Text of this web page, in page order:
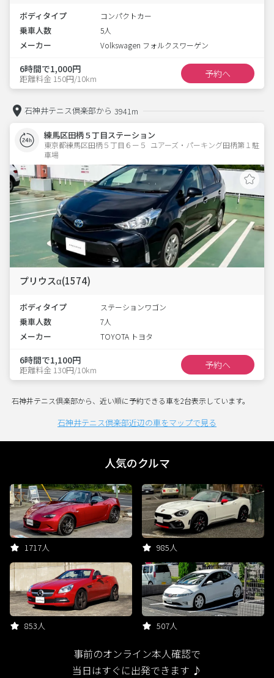
ボディタイプ コンパクトカー
乗車人数 5人
メーカー Volkswagen フォルクスワーゲン
6時間で1,000円
距離料金 150円/10km 予約へ
石神井テニス倶楽部から 3941m
練馬区田柄５丁目ステーション
東京都練馬区田柄５丁目６ー５  ユアーズ・パーキング田柄第１駐
車場
プリウスα(1574)
ボディタイプ ステーションワゴン
乗車人数 7人
メーカー TOYOTA トヨタ
6時間で1,100円
距離料金 130円/10km 予約へ
石神井テニス倶楽部から、近い順に予約できる車を2台表示しています。
石神井テニス倶楽部近辺の車をマップで見る
人気のクルマ
1717人 985人
853人 507人
事前のオンライン本人確認で
当日はすぐに出発できます ♪